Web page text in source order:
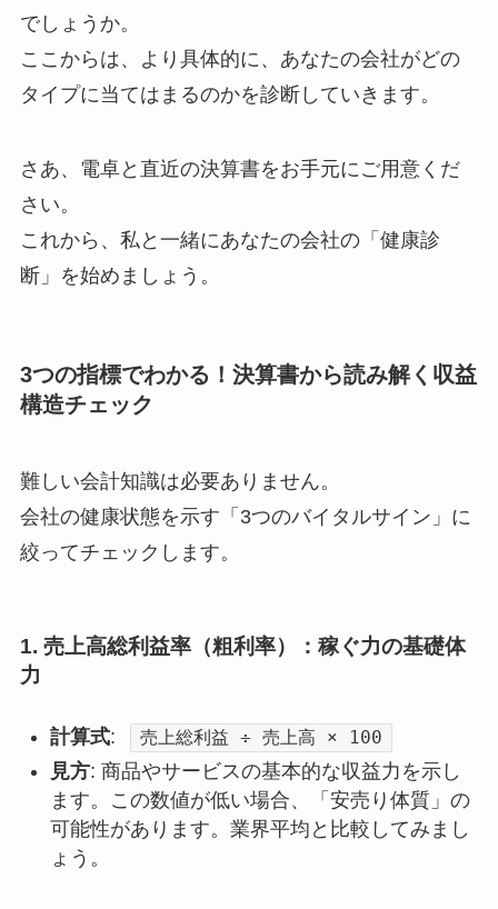
でしょうか。
ここからは、より具体的に、あなたの会社がどの
タイプに当てはまるのかを診断していきます。
さあ、電卓と直近の決算書をお手元にご用意くだ
さい。
これから、私と一緒にあなたの会社の「健康診
断」を始めましょう。
3つの指標でわかる！決算書から読み解く収益
構造チェック
難しい会計知識は必要ありません。
会社の健康状態を示す「3つのバイタルサイン」に
絞ってチェックします。
1. 売上高総利益率（粗利率）：稼ぐ力の基礎体
力
計算式: 売上総利益 ÷ 売上高 × 100
見方: 商品やサービスの基本的な収益力を示し
ます。この数値が低い場合、「安売り体質」の
可能性があります。業界平均と比較してみまし
ょう。